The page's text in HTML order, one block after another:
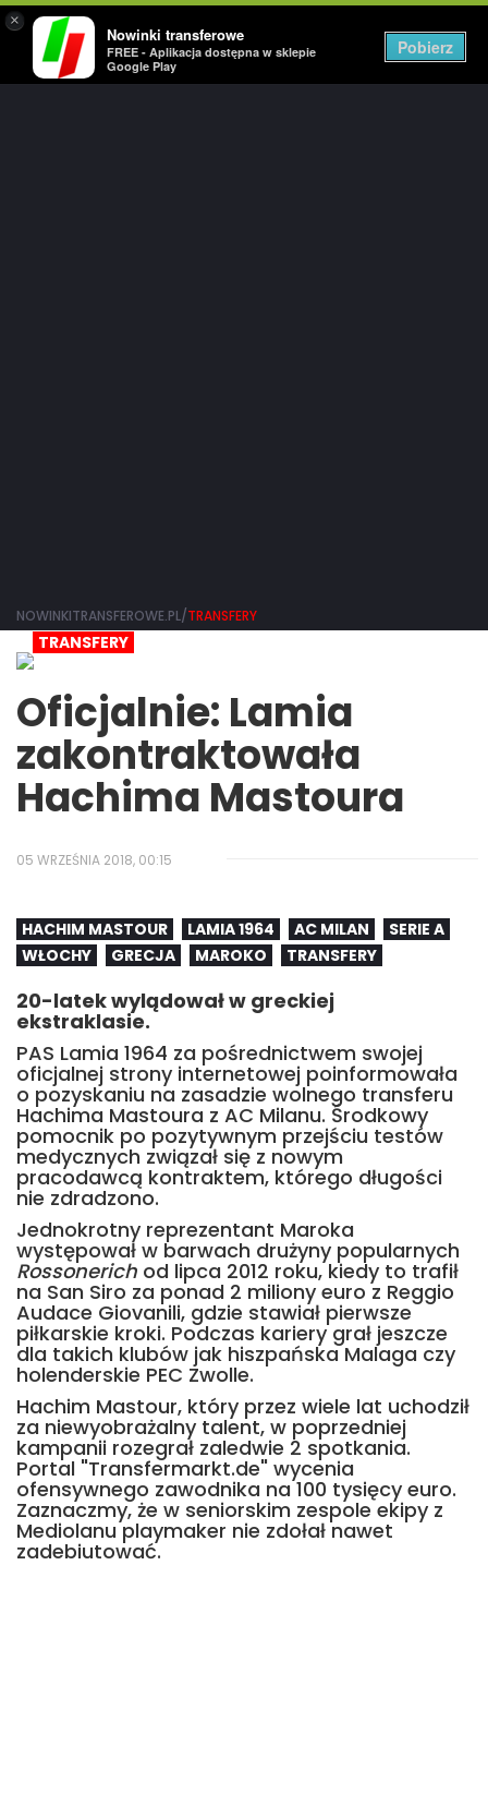
×
Nowinki transferowe
FREE - Aplikacja dostępna w sklepie
Google Play
Pobierz
NOWINKITRANSFEROWE.PL/TRANSFERY
TRANSFERY
Oficjalnie: Lamia
zakontraktowała
Hachima Mastoura
05 WRZEŚNIA 2018, 00:15
HACHIM MASTOUR LAMIA 1964 AC MILAN
SERIE A
WŁOCHY
GRECJA MAROKO TRANSFERY
20-latek wylądował w greckiej
ekstraklasie.
PAS Lamia 1964 za pośrednictwem swojej
oficjalnej strony internetowej poinformowała
o pozyskaniu na zasadzie wolnego transferu
Hachima Mastoura z AC Milanu. Środkowy
pomocnik po pozytywnym przejściu testów
medycznych związał się z nowym
pracodawcą kontraktem, którego długości
nie zdradzono.
Jednokrotny reprezentant Maroka
występował w barwach drużyny popularnych
Rossonerich od lipca 2012 roku, kiedy to trafił
na San Siro za ponad 2 miliony euro z Reggio
Audace Giovanili, gdzie stawiał pierwsze
piłkarskie kroki. Podczas kariery grał jeszcze
dla takich klubów jak hiszpańska Malaga czy
holenderskie PEC Zwolle.
Hachim Mastour, który przez wiele lat uchodził
za niewyobrażalny talent, w poprzedniej
kampanii rozegrał zaledwie 2 spotkania.
Portal "Transfermarkt.de" wycenia
ofensywnego zawodnika na 100 tysięcy euro.
Zaznaczmy, że w seniorskim zespole ekipy z
Mediolanu playmaker nie zdołał nawet
zadebiutować.